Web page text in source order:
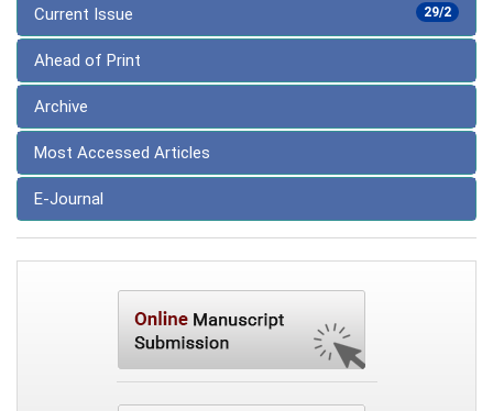
29/2
Current Issue
Ahead of Print
Archive
Most Accessed Articles
E-Journal